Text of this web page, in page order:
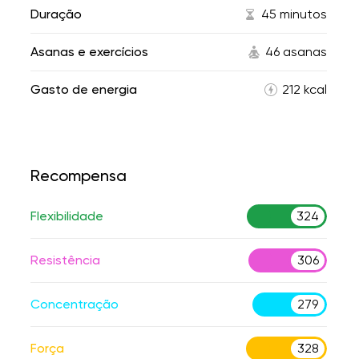
Duração 45 minutos
Asanas e exercícios 46 asanas
Gasto de energia 212 kcal
Recompensa
Flexibilidade 324
Resistência 306
Concentração 279
Força 328